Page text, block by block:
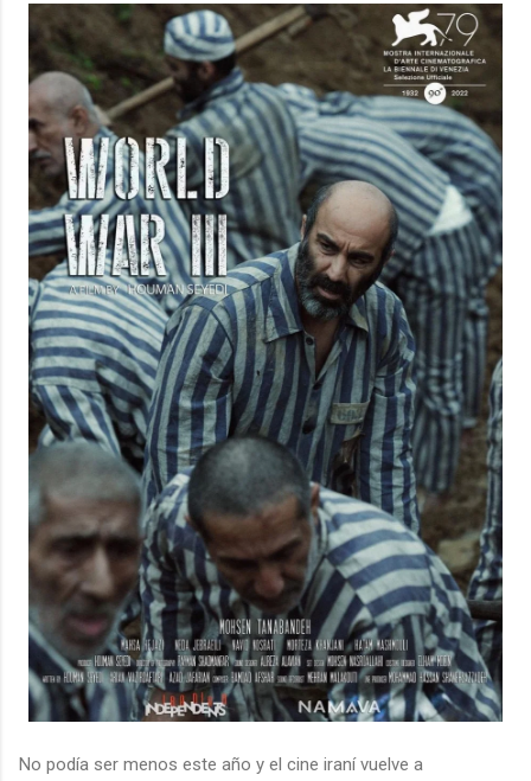
No podía ser menos este año y el cine iraní vuelve a